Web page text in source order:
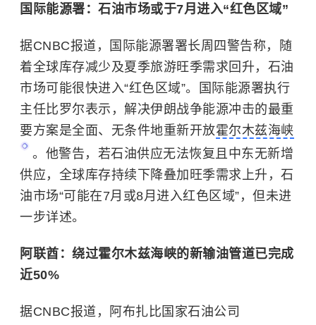
国际能源署：石油市场或于7月进入“红色区域”
据CNBC报道，国际能源署署长周四警告称，随
着全球库存减少及夏季旅游旺季需求回升，石油
市场可能很快进入“红色区域”。国际能源署执行
主任比罗尔表示，解决伊朗战争能源冲击的最重
要方案是全面、无条件地重新开放霍尔木兹海峡
。他警告，若石油供应无法恢复且中东无新增
供应，全球库存持续下降叠加旺季需求上升，石
油市场“可能在7月或8月进入红色区域”，但未进
一步详述。
阿联酋：绕过霍尔木兹海峡的新输油管道已完成
近50%
据CNBC报道，阿布扎比国家石油公司